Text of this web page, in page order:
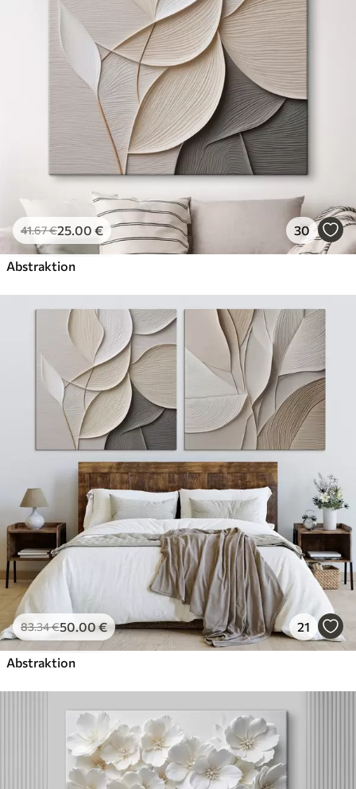
Leinwandähnliche Oberfläche
Umweltfreundlich
Künstliche Leinwand
29 €
Lebendige, satte Farben
Lichtecht
Sichere, geruchlose Tinten
Leinwandähnliche Oberfläche
Umweltfreundlich
Öko-Premium
Von36.00€
Sichere, geruchlose Tinten
Leinwandähnliche Oberfläche
Umweltfreundlich
41.67€25.00 € 30
Abstraktion
83.34€50.00€ 21
Abstraktion